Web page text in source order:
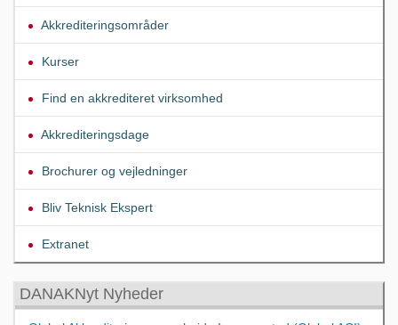
Akkrediteringsområder
Kurser
Find en akkrediteret virksomhed
Akkrediteringsdage
Brochurer og vejledninger
Bliv Teknisk Ekspert
Extranet
DANAKNyt Nyheder